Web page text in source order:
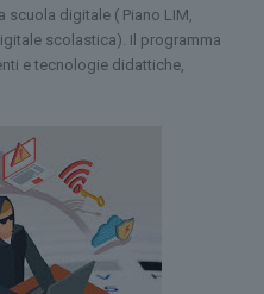
scuola digitale ( Piano LIM,
scolastica). Il programma
e tecnologie didattiche,